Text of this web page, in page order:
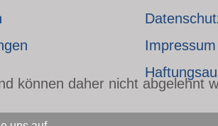
Impressum
können daher nicht abgelehnt